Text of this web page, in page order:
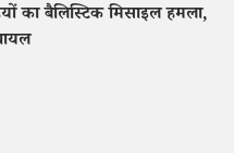
का बैलिस्टिक मिसाइल हमला,